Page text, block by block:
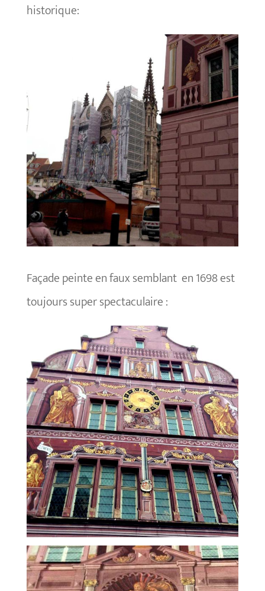
historique:
Façade peinte en faux semblant en 1698 est
toujours super spectaculaire :